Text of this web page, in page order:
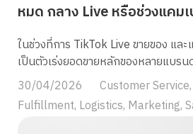
หมด กลาง Live หรือช่วงแคม
ในช่วงที่การ TikTok Live ขายของ แล
เป็นตัวเร่งยอดขายหลักของหลายแบร
เจอบ่อยที่สุดกลับไม่ใช่ขายไม่ได้ แต่คือข
ช่วงที่ยอดกำลังพุ่งแบบไม่ทันตั้งตัว ทำใ
จัดการสต๊อก TikTok Shop ให้แม่นย
30/04/2026 Customer Service,
Fulfillment, Logistics, Marketing,